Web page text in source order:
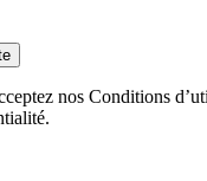
nos Conditions